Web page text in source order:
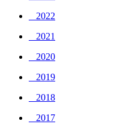
_ 2022
_ 2021
_ 2020
_ 2019
_ 2018
_ 2017